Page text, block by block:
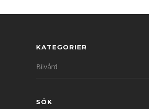
KATEGORIER
Bilvård
SÖK